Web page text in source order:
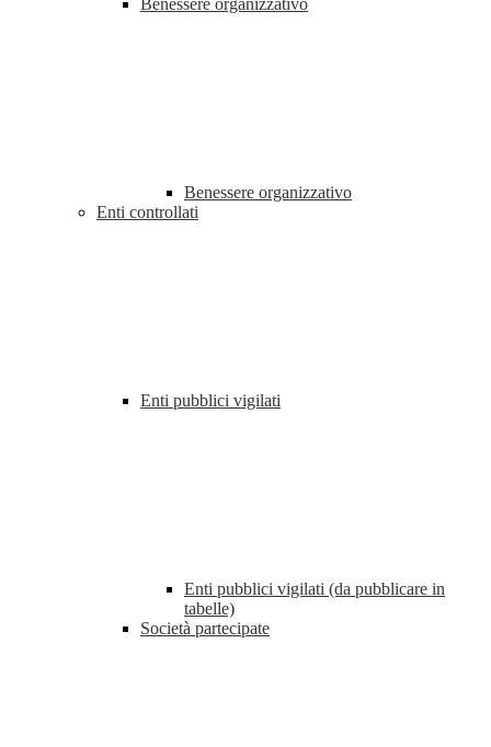
Benessere organizzativo
Benessere organizzativo
Enti controllati
Enti pubblici vigilati
Enti pubblici vigilati (da pubblicare in
tabelle)
Società partecipate